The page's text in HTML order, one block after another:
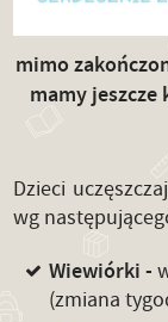
mimo
mamy jeszcze
Dzieci
wg
Wiewiórki -
(zmiana